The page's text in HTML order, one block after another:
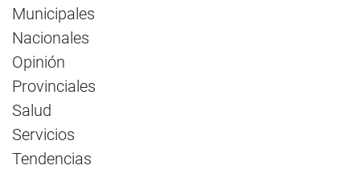
Municipales
Nacionales
Opinión
Provinciales
Salud
Servicios
Tendencias